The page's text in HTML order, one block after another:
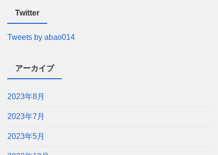
Twitter
Tweets by abao014
アーカイブ
2023年8月
2023年7月
2023年5月